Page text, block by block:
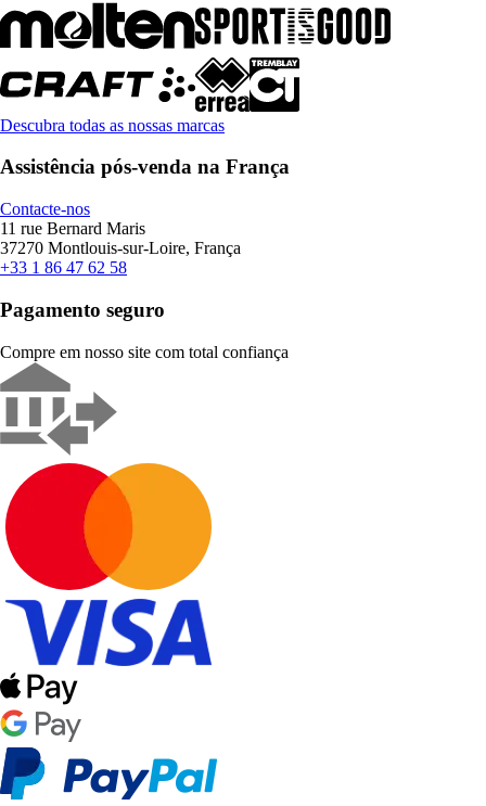
Descubra todas as nossas marcas
Assistência pós-venda na França
Contacte-nos
11 rue Bernard Maris
37270 Montlouis-sur-Loire, França
+33 1 86 47 62 58
Pagamento seguro
Compre em nosso site com total confiança